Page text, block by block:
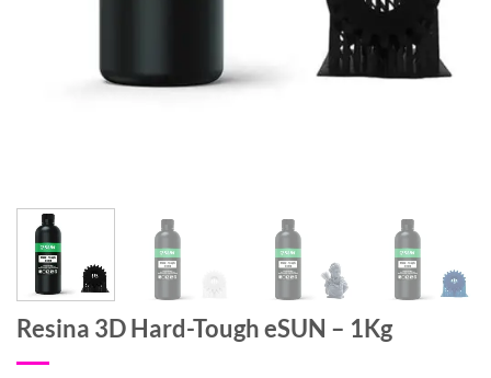
Resina 3D Hard-Tough eSUN – 1Kg